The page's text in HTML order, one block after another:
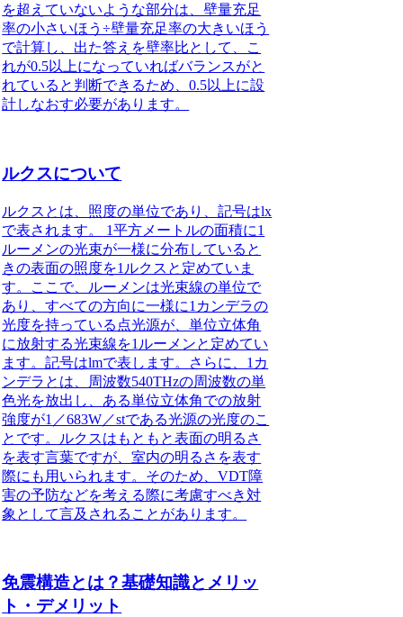
を超えていないような部分は、壁量充足
率の小さいほう÷壁量充足率の大きいほう
で計算し、出た答えを壁率比として、こ
れが0.5以上になっていればバランスがと
れていると判断できるため、0.5以上に設
計しなおす必要があります。
ルクスについて
ルクスとは、照度の単位であり、記号はlx
で表されます。
1平方メートルの面積に1
ルーメンの光束が一様に分布していると
きの表面の照度を1ルクスと定めていま
す。ここで、ルーメンは光束線の単位で
あり、すべての方向に一様に1カンデラの
光度を持っている点光源が、単位立体角
に放射する光束線を1ルーメンと定めてい
ます。記号はlmで表します。さらに、1カ
ンデラとは、周波数540THzの周波数の単
色光を放出し、ある単位立体角での放射
強度が1／683W／stである光源の光度のこ
とです。ルクスはもともと表面の明るさ
を表す言葉ですが、室内の明るさを表す
際にも用いられます。そのため、VDT障
害の予防などを考える際に考慮すべき対
象として言及されることがあります。
免震構造とは？基礎知識とメリッ
ト・デメリット